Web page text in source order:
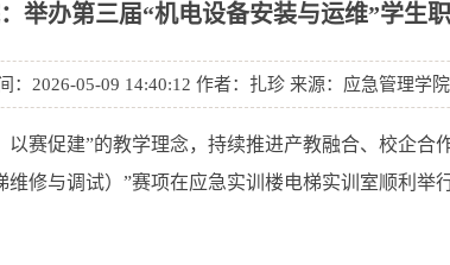
举办第三届“机电设备安装与运维”学生
：2026-05-09 14:40:12 作者：扎珍 来源：应急管理学院
赛促建”的教学理念，持续推进产教融合、校企合
修与调试）”赛项在应急实训楼电梯实训室顺利举